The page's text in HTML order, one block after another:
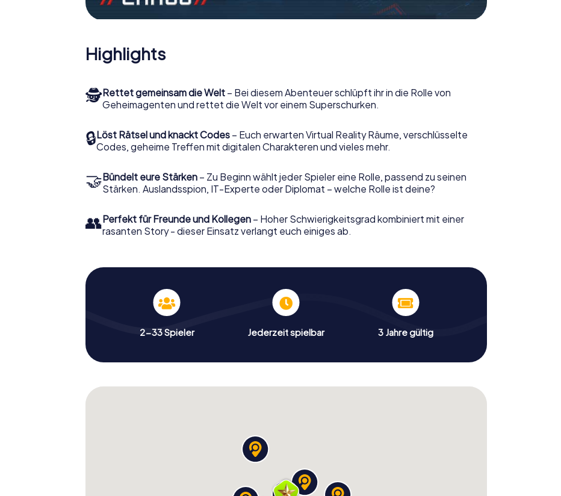
Highlights
🕵Rettet gemeinsam die Welt – Bei diesem Abenteuer schlüpft ihr in die Rolle von
Geheimagenten und rettet die Welt vor einem Superschurken.
🔒Löst Rätsel und knackt Codes – Euch erwarten Virtual Reality Räume, verschlüsselte
Codes, geheime Treffen mit digitalen Charakteren und vieles mehr.
🤝Bündelt eure Stärken – Zu Beginn wählt jeder Spieler eine Rolle, passend zu seinen
Stärken. Auslandsspion, IT-Experte oder Diplomat – welche Rolle ist deine?
👥Perfekt für Freunde und Kollegen – Hoher Schwierigkeitsgrad kombiniert mit einer
rasanten Story - dieser Einsatz verlangt euch einiges ab.
2-33 Spieler Jederzeit spielbar 3 Jahre gültig